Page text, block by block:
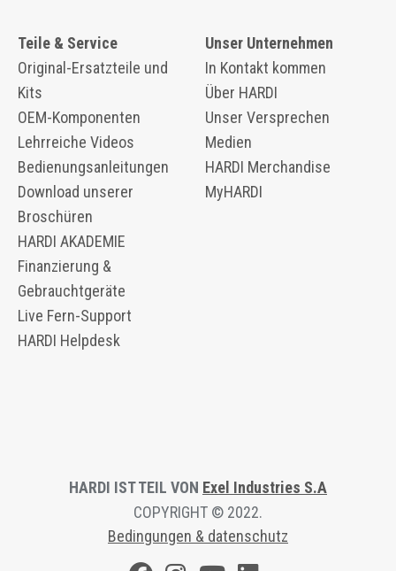
Teile & Service
Original-Ersatzteile und
Kits
OEM-Komponenten
​​Lehrreiche Videos
Bedienungsanleitungen
Download unserer
Broschüren
HARDI AKADEMIE
Finanzierung &
Gebrauchtgeräte
Live Fern-Support
HARDI Helpdesk
Unser Unternehmen
In Kontakt kommen
Über HARDI
Unser Versprechen
Medien
HARDI Merchandise
MyHARDI
HARDI IST TEIL VON Exel Industries S.A
COPYRIGHT © 2022.
Bedingungen & datenschutz